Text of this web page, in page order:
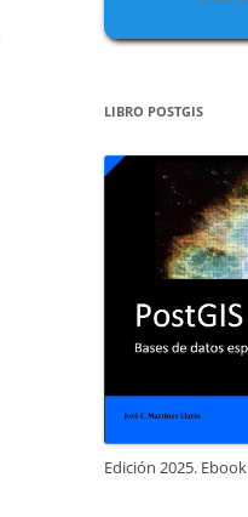
LIBRO POSTGIS
Edición 2025.